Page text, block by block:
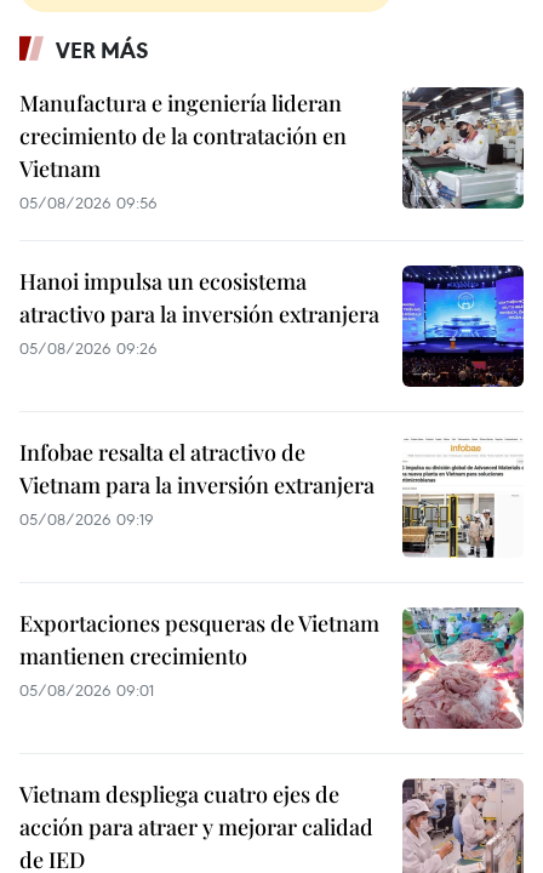
VER MÁS
Manufactura e ingeniería lideran
crecimiento de la contratación en
Vietnam
05/08/2026 09:56
Hanoi impulsa un ecosistema
atractivo para la inversión extranjera
05/08/2026 09:26
Infobae resalta el atractivo de
Vietnam para la inversión extranjera
05/08/2026 09:19
Exportaciones pesqueras de Vietnam
mantienen crecimiento
05/08/2026 09:01
Vietnam despliega cuatro ejes de
acción para atraer y mejorar calidad
de IED